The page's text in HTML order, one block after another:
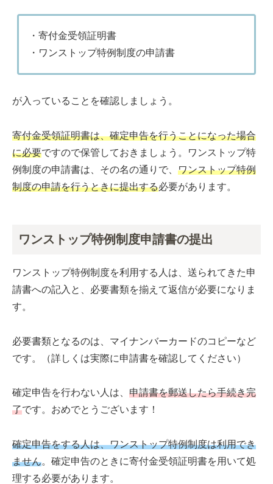
・寄付金受領証明書
・ワンストップ特例制度の申請書
が入っていることを確認しましょう。
寄付金受領証明書は、確定申告を行うことになった場合
に必要ですので保管しておきましょう。ワンストップ特
例制度の申請書は、その名の通りで、 ワンストップ特例
制度の申請を行うときに提出する必要があります。
ワンストップ特例制度申請書の提出
ワンストップ特例制度を利用する人は、送られてきた申
請書への記入と、必要書類を揃えて返信が必要になりま
す。
必要書類となるのは、マイナンバーカードのコピーなど
です。
（詳しくは実際に申請書を確認してください）
確定申告を行わない人は、 申請書を郵送したら手続き完
了です。おめでとうございます！
確定申告をする人は、ワンストップ特例制度は利用でき
ません。確定申告のときに寄付金受領証明書を用いて処
理する必要があります。